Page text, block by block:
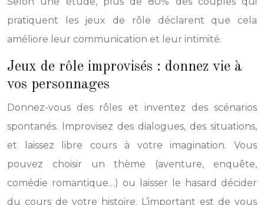
pratiquent les jeux de rôle déclarent que cela
améliore leur communication et leur intimité.
Jeux de rôle improvisés : donnez vie à
vos personnages
Donnez-vous des rôles et inventez des scénarios
spontanés. Improvisez des dialogues, des situations,
et laissez libre cours à votre imagination. Vous
pouvez choisir un thème (aventure, enquête,
comédie romantique…) ou laisser le hasard décider
du cours de votre histoire. L’important est de vous